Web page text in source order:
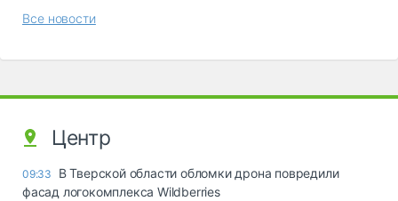
Все новости
Центр
09:33
В Тверской области обломки дрона повредили
фасад логокомплекса Wildberries